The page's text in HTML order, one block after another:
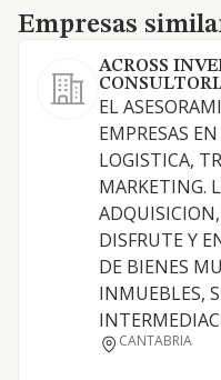
Empresas similares
Empresas
ACROSS
EL
EMPRESAS
LOGISTICA,
MARKETING.
DISFRUTE Y
DE BIENES
INMUEBLES,
CANTABRIA